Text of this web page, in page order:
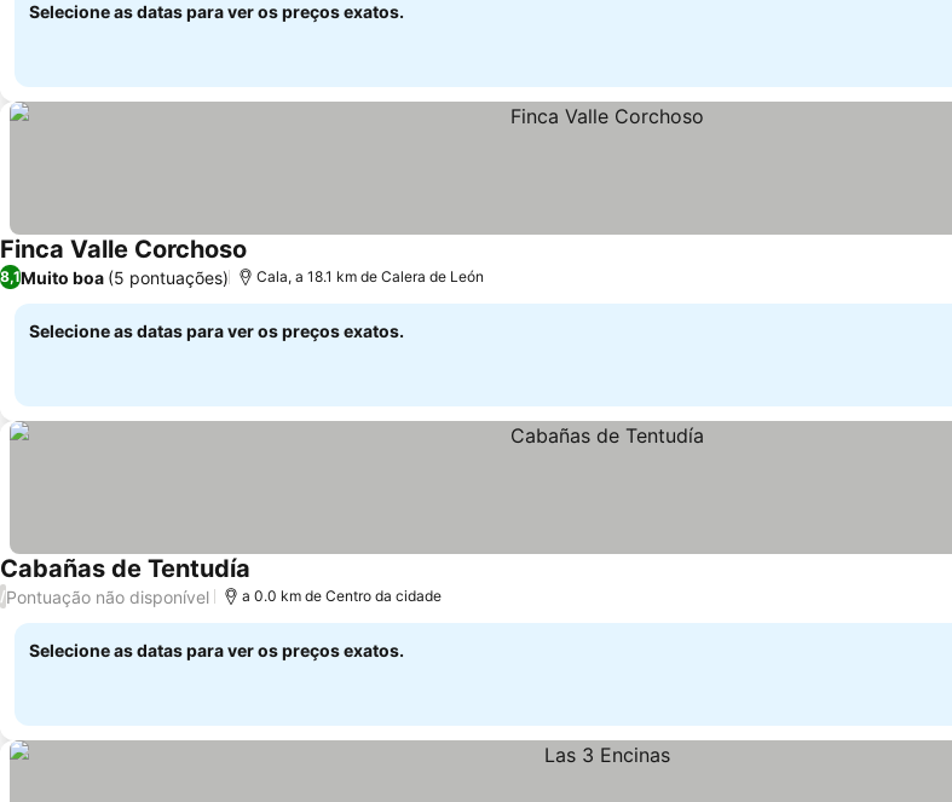
Selecione as datas para ver os preços exatos.
Finca Valle CorchosoVer preços
8,1Muito boa (5 pontuações) Cala, a 18.1 km de Calera de León
Selecione as datas para ver os preços exatos.
Cabañas de Tentudía
/Pontuação não disponível a 0.0 km de Centro da cidade
Selecione as datas para ver os preços exatos.